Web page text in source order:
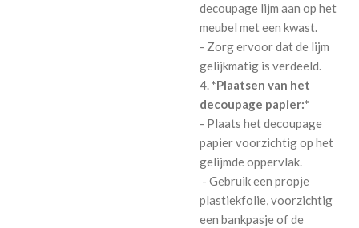
decoupage lijm aan op het
meubel met een kwast.
- Zorg ervoor dat de lijm
gelijkmatig is verdeeld.
4.*Plaatsen van het
decoupage papier:*
- Plaats het decoupage
papier voorzichtig op het
gelijmde oppervlak.
- Gebruik een propje
plastiekfolie, voorzichtig
een bankpasje of de